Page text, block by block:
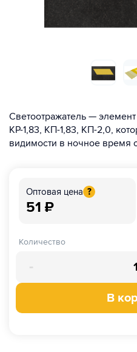
Светоотражатель —
КР-1,83, КП-1,83, КП-2,0,
видимости в ночное время
Оптовая цена ?
51 ₽
Количество
-
В